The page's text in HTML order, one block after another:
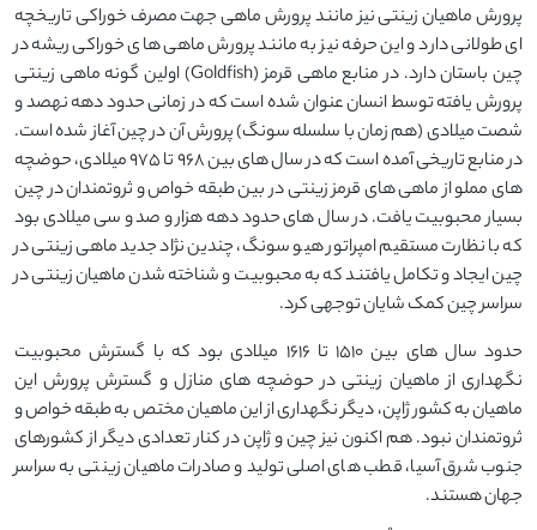
پرورش ماهیان زینتی نیز مانند پرورش ماهی جهت مصرف خوراکی تاریخچه
ای طولانی دارد و این حرفه نیز به مانند پرورش ماهی های خوراکی ریشه در
چین باستان دارد. در منابع ماهی قرمز (Goldfish) اولین گونه ماهی زینتی
پرورش یافته توسط انسان عنوان شده است که در زمانی حدود دهه نهصد و
شصت میلادی (هم زمان با سلسله سونگ) پرورش آن در چین آغاز شده است.
در منابع تاریخی آمده است که در سال های بین ۹۶۸ تا ۹۷۵ میلادی، حوضچه
های مملو از ماهی های قرمز زینتی در بین طبقه خواص و ثروتمندان در چین
بسیار محبوبیت یافت. در سال های حدود دهه هزار و صد و سی میلادی بود
که با نظارت مستقیم امپراتور هیو سونگ، چندین نژاد جدید ماهی زینتی در
چین ایجاد و تکامل یافتند که به محبوبیت و شناخته شدن ماهیان زینتی در
سراسر چین کمک شایان توجهی کرد.
حدود سال های بین ۱۵۱۰ تا ۱۶۱۶ میلادی بود که با گسترش محبوبیت
نگهداری از ماهیان زینتی در حوضچه های منازل و گسترش پرورش این
ماهیان به کشور ژاپن، دیگر نگهداری از این ماهیان مختص به طبقه خواص و
ثروتمندان نبود. هم اکنون نیز چین و ژاپن در کنار تعدادی دیگر از کشورهای
جنوب شرق آسیا، قطب های اصلی تولید و صادرات ماهیان زینتی به سراسر
جهان هستند.